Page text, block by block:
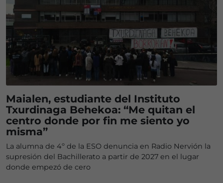
Maialen, estudiante del Instituto
Txurdinaga Behekoa: “Me quitan el
centro donde por fin me siento yo
misma”
La alumna de 4º de la ESO denuncia en Radio Nervión la
supresión del Bachillerato a partir de 2027 en el lugar
donde empezó de cero